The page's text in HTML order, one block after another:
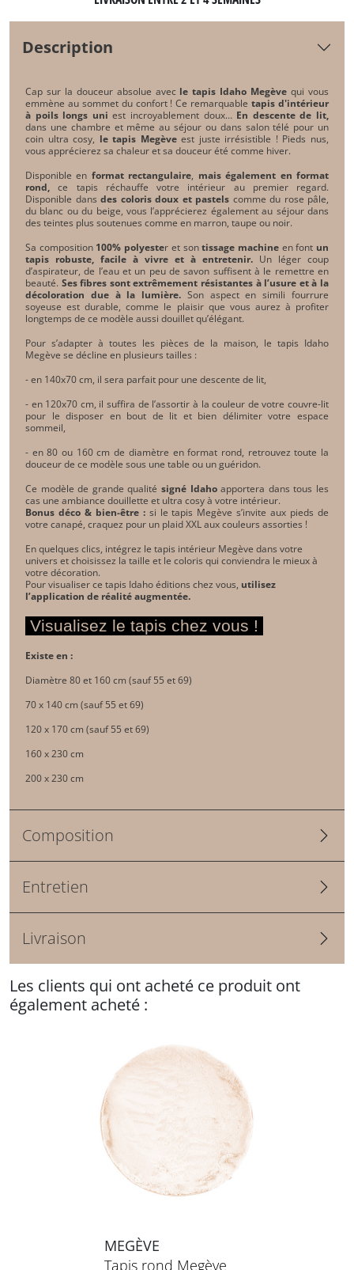
Description
Cap sur la douceur absolue avec le tapis Idaho Megève qui vous
emmène au sommet du confort ! Ce remarquable tapis d'intérieur
à poils longs uni est incroyablement doux… En descente de lit,
dans une chambre et même au séjour ou dans salon télé pour un
coin ultra cosy, le tapis Megèveest juste irrésistible ! Pieds nus,
vous apprécierez sa chaleur et sa douceur été comme hiver.
Disponible en format rectangulaire, mais également en format
rond, ce tapis réchauffe votre intérieur au premier regard.
Disponible dans des coloris doux et pastels comme du rose pâle,
du blanc ou du beige, vous l’apprécierez également au séjour dans
des teintes plus soutenues comme en marron, taupe ou noir.
Sa composition 100% polyester et sontissage machineen font un
tapis robuste, facile à vivre et à entretenir. Un léger coup
d’aspirateur, de l’eau et un peu de savon suffisent à le remettre en
beauté. Ses fibres sont extrêmement résistantes à l’usure et à la
décoloration due à la lumière. Son aspect en simili fourrure
soyeuse est durable, comme le plaisir que vous aurez à profiter
longtemps de ce modèle aussi douillet qu’élégant.
Pour s’adapter à toutes les pièces de la maison, le tapis Idaho
Megève se décline en plusieurs tailles :
- en 140x70 cm, il sera parfait pour une descente de lit,
- en 120x70 cm, il suffira de l’assortir à la couleur de votre couvre-lit
pour le disposer en bout de lit et bien délimiter votre espace
sommeil,
- en 80 ou 160 cm de diamètre en format rond, retrouvez toute la
douceur de ce modèle sous une table ou un guéridon.
Ce modèle de grande qualité signé Idahoapportera dans tous les
cas une ambiance douillette et ultra cosy à votre intérieur.
Bonus déco & bien-être :si le tapis Megève s’invite aux pieds de
votre canapé, craquez pour un plaid XXL aux couleurs assorties !
En quelques clics, intégrez le tapis intérieur Megève dans votre
univers et choisissez la taille et le coloris qui conviendra le mieux à
votre décoration.
Pour visualiser ce tapis Idaho éditions chez vous, utilisez
l’application de réalité augmentée.
Visualisez le tapis chez vous !
Existe en :
Diamètre 80 et 160 cm (sauf 55 et 69)
70 x 140 cm (sauf 55 et 69)
120 x 170 cm (sauf 55 et 69)
160 x 230 cm
200 x 230 cm
Composition
Entretien
Livraison
Les clients qui ont acheté ce produit ont
également acheté :
MEGÈVE
Tapis rond Megève